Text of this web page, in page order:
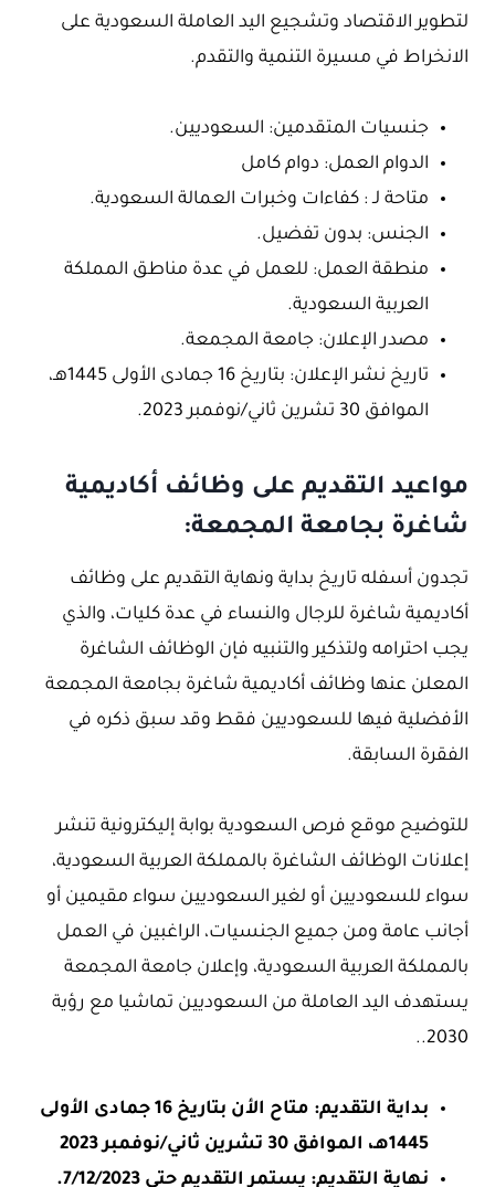
لتطوير الاقتصاد وتشجيع اليد العاملة السعودية على
الانخراط في مسيرة التنمية والتقدم.
جنسيات المتقدمين: السعوديين.
الدوام العمل: دوام كامل
متاحة لـ : كفاءات وخبرات العمالة السعودية.
الجنس: بدون تفضيل.
منطقة العمل: للعمل في عدة مناطق المملكة
العربية السعودية.
مصدر الإعلان: جامعة المجمعة.
تاريخ نشر الإعلان: بتاريخ 16 جمادى الأولى 1445هـ،
الموافق 30 تشرين ثاني/نوفمبر 2023.
مواعيد التقديم على وظائف أكاديمية
شاغرة بجامعة المجمعة:
تجدون أسفله تاريخ بداية ونهاية التقديم على وظائف
أكاديمية شاغرة للرجال والنساء في عدة كليات، والذي
يجب احترامه ولتذكير والتنبيه فإن الوظائف الشاغرة
المعلن عنها وظائف أكاديمية شاغرة بجامعة المجمعة
الأفضلية فيها للسعوديين فقط وقد سبق ذكره في
الفقرة السابقة.
للتوضيح موقع فرص السعودية بوابة إليكترونية تنشر
إعلانات الوظائف الشاغرة بالمملكة العربية السعودية،
سواء للسعوديين أو لغير السعوديين سواء مقيمين أو
أجانب عامة ومن جميع الجنسيات، الراغبين في العمل
بالمملكة العربية السعودية، وإعلان جامعة المجمعة
يستهدف اليد العاملة من السعوديين تماشيا مع رؤية
2030..
بداية التقديم: متاح الأن بتاريخ 16 جمادى الأولى
1445هـ، الموافق 30 تشرين ثاني/نوفمبر 2023
نهاية التقديم: يستمر التقديم حتى 7/12/2023.